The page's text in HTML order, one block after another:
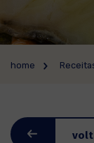
home